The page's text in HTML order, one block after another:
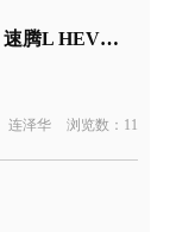
搭载1.5L油电混动！速腾L HEV版申报
连泽华 浏览数：11